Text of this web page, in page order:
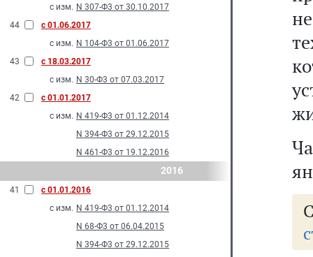
с изм. N 307-Ф3 от 30.10.2017
44
с 01.06.2017
с изм. N 104-Ф3 от 01.06.2017
43
с 18.03.2017
с изм. N 30-Ф3 от 07.03.2017
42
с 01.01.2017
с изм. N 419-Ф3 от 01.12.2014
N 394-Ф3 от 29.12.2015
N 461-Ф3 от 19.12.2016
2016
41
с 01.01.2016
с изм. N 419-Ф3 от 01.12.2014
N 68-Ф3 от 06.04.2015
N 394-Ф3 от 29.12.2015